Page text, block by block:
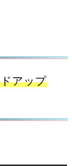
アップ